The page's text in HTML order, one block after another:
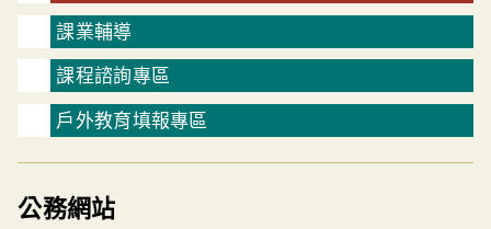
課業輔導
課程諮詢專區
戶外教育填報專區
公務網站